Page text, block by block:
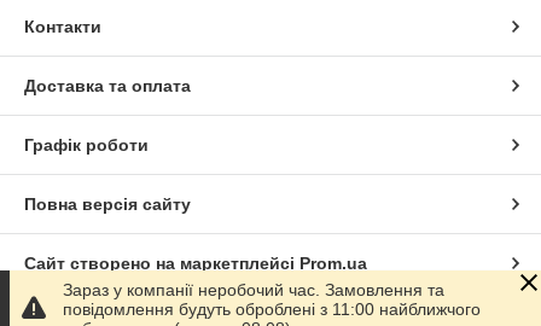
Контакти
Доставка та оплата
Графік роботи
Повна версія сайту
Сайт створено на маркетплейсі Prom.ua
Зараз у компанії неробочий час. Замовлення та
повідомлення будуть оброблені з 11:00 найближчого